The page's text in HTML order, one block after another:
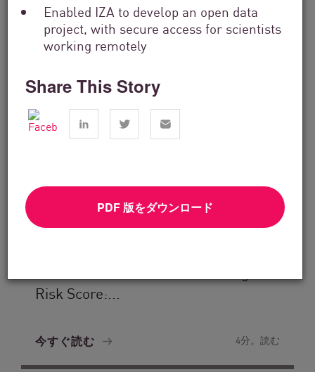
Enabled IZA to develop an open data
project, with secure access for scientists
working remotely
Share This Story
PDF 版をダウンロード
Risk Score:...
今すぐ読む 4分。読む